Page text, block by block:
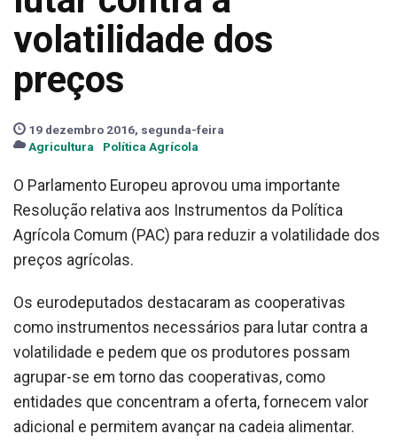
volatilidade dos
preços
19 dezembro 2016, segunda-feira
Agricultura
Política Agrícola
O Parlamento Europeu aprovou uma importante
Resolução relativa aos Instrumentos da Política
Agrícola Comum (PAC) para reduzir a volatilidade dos
preços agrícolas.
Os eurodeputados destacaram as cooperativas
como instrumentos necessários para lutar contra a
volatilidade e pedem que os produtores possam
agrupar-se em torno das cooperativas, como
entidades que concentram a oferta, fornecem valor
adicional e permitem avançar na cadeia alimentar.